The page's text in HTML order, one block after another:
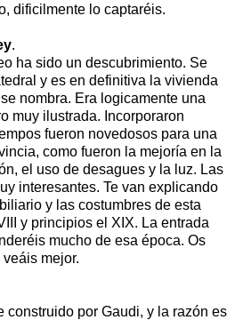
dificilmente lo captaréis.
.
ha sido un descubrimiento. Se
y es en definitiva la vivienda
nombra. Era logicamente una
muy ilustrada. Incorporaron
fueron novedosos para una
como fueron la mejoría en la
el uso de desagues y la luz. Las
interesantes. Te van explicando
y las costumbres de esta
y principios el XIX. La entrada
mucho de esa época. Os
mejor.
construido por Gaudi, y la razón es